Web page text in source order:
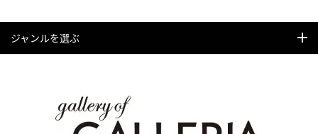
ジャンルを選ぶ